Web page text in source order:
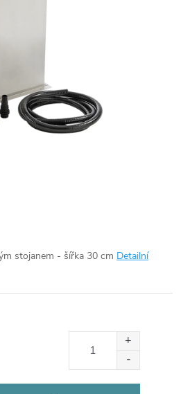
stojanem - šířka 30 cm Detailní